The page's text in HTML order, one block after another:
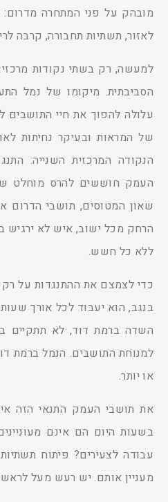
מובהק על פני המתחרה מדרום:
לאזור, תשתיות תחבורה, קרבה
למעשה, רק בשתי נקודות
הסביבתית. מיקומו של נמל
עלולה להפוך את חיי
של המראות ובעיקר נחיתות
הנקודה המרכזית השנייה:
העמק חוששים להרס מוחלט
שאון המטוסים, תושבי הדרום
הרחק מכל ישוב, איש לא ירגיש
ללא כל חשש.
כדי לצמצם את ההתנגדות על
בנגב, הוא יעבוד לכל אורך
השדה ברמת דוד, לא תתקיים
למנוחת התושבים. הנמל ברמת
או יותר.
את תושבי העמק התנאי הזה
בשעות היום הם אינם
עבודה לצעירים? פיתוח
מעניין אותם. יש רעש מעל